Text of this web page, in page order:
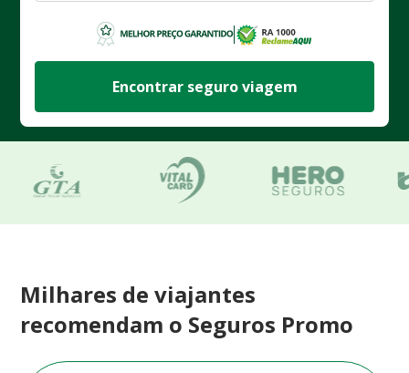
Encontrar seguro viagem
Milhares de viajantes
recomendam o Seguros Promo